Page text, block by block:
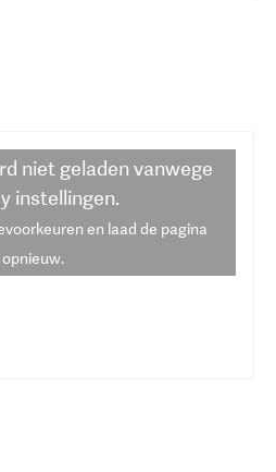
niet geladen vanwege
instellingen.
en laad de pagina
opnieuw.